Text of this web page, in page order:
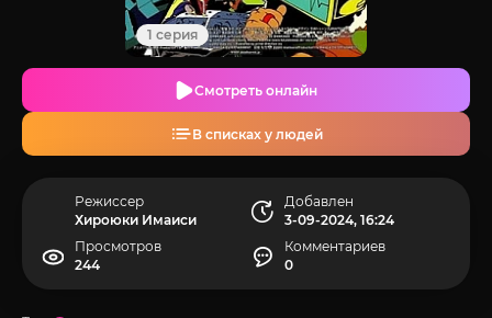
1 серия
Смотреть онлайн
В списках у людей
Режиссер
Хироюки Имаиси
Добавлен
3-09-2024, 16:24
Просмотров
244
Комментариев
0